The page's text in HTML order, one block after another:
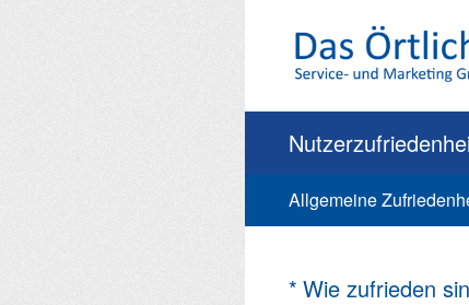
Allgemeine
* Wie zufrieden
(Erforderlich.)